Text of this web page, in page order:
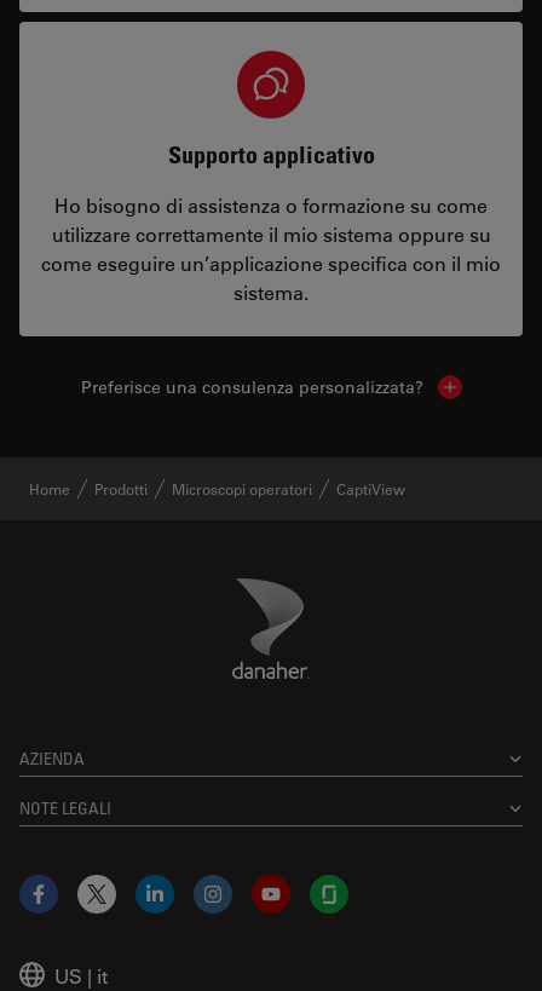
Supporto applicativo
Ho bisogno di assistenza o formazione su come
utilizzare correttamente il mio sistema oppure su
come eseguire un’applicazione specifica con il mio
sistema.
Preferisce una consulenza personalizzata? Show local
Home Prodotti Microscopi operatori CaptiView
Danaher Logo
AZIENDA
NOTE LEGALI
US | it
Facebook
X LinkedInInstagramYouTubeGlassdoor